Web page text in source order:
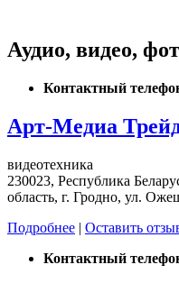
Аудио, видео,
Контактный
Арт-Медиа
видеотехника
230023, Республика
область, г. Гродно, ул.
Подробнее | Оставить
Контактный